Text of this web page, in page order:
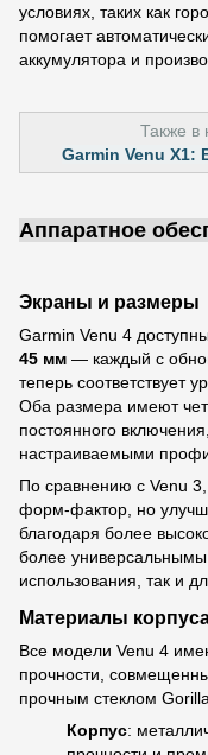
условиях, таких как
помогает
аккумулятора и
Также в
Garmin Venu X1:
Аппаратное
Экраны и размеры
Garmin Venu 4
45 мм — каждый с
теперь соответствует
Оба размера имеют
постоянного
настраиваемыми
По сравнению с Venu
форм-фактор, но
благодаря более
более универсальнымы
использования, так и
Материалы
Все модели Venu 4
прочности,
прочным стеклом
Корпус: